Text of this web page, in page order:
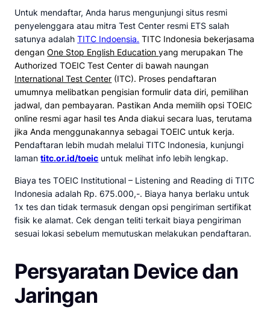
Untuk mendaftar, Anda harus mengunjungi situs resmi
penyelenggara atau mitra Test Center resmi ETS salah
satunya adalahTITC Indoensia. TITC Indonesia bekerjasama
denganOne Stop English Educationyang merupakan The
Authorized TOEIC Test Center di bawah naungan
International Test Center (ITC). Proses pendaftaran
umumnya melibatkan pengisian formulir data diri, pemilihan
jadwal, dan pembayaran. Pastikan Anda memilih opsi TOEIC
online resmi agar hasil tes Anda diakui secara luas, terutama
jika Anda menggunakannya sebagai TOEIC untuk kerja.
Pendaftaran lebih mudah melalui TITC Indonesia, kunjungi
lamantitc.or.id/toeic untuk melihat info lebih lengkap.
Biaya tes TOEIC Institutional – Listening and Reading di TITC
Indonesia adalah Rp. 675.000,-. Biaya hanya berlaku untuk
1x tes dan tidak termasuk dengan opsi pengiriman sertifikat
fisik ke alamat. Cek dengan teliti terkait biaya pengiriman
sesuai lokasi sebelum memutuskan melakukan pendaftaran.
Persyaratan Device dan
Jaringan